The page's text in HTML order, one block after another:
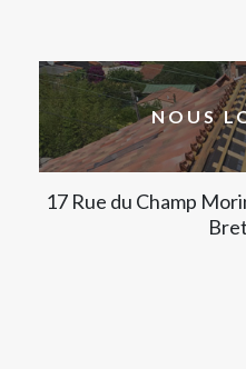
NOUS
17 Rue du Champ